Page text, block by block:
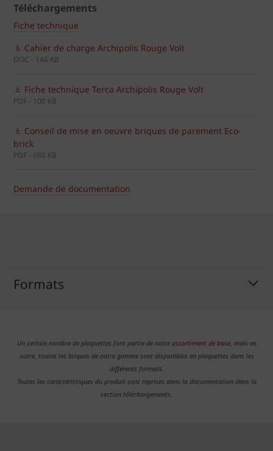
Téléchargements
Fiche technique
Cahier de charge Archipolis Rouge Volt
DOC - 146 KB
Fiche technique Terca Archipolis Rouge Volt
PDF - 100 KB
Conseil de mise en oeuvre briques de parement Eco-
brick
PDF - 680 KB
Demande de documentation
Formats
Un certain nombre de plaquettes font partie de notre assortiment de base, mais en
outre, toutes les briques de notre gamme sont disponibles en plaquettes dans les
différents formats.
Toutes les caractéristiques du produit sont reprises dans la documentation dans la
section téléchargements.